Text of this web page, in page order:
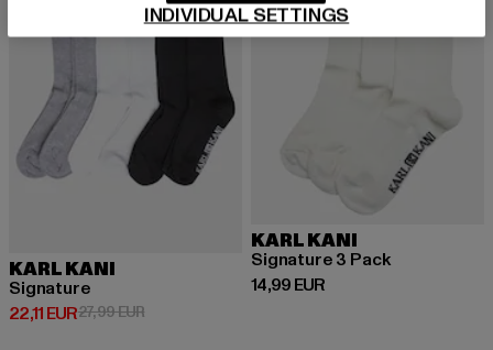
KARL KANI
Signature
22,11 EUR
Derzeitiger Preis: 22,11 EUR
27,99 EURAktionspreis: 27,99 EUR
KARL KANI
Signature 3 Pack
14,99 EUR
Derzeitiger Preis: 14,99 EUR
INDIVIDUAL SETTINGS